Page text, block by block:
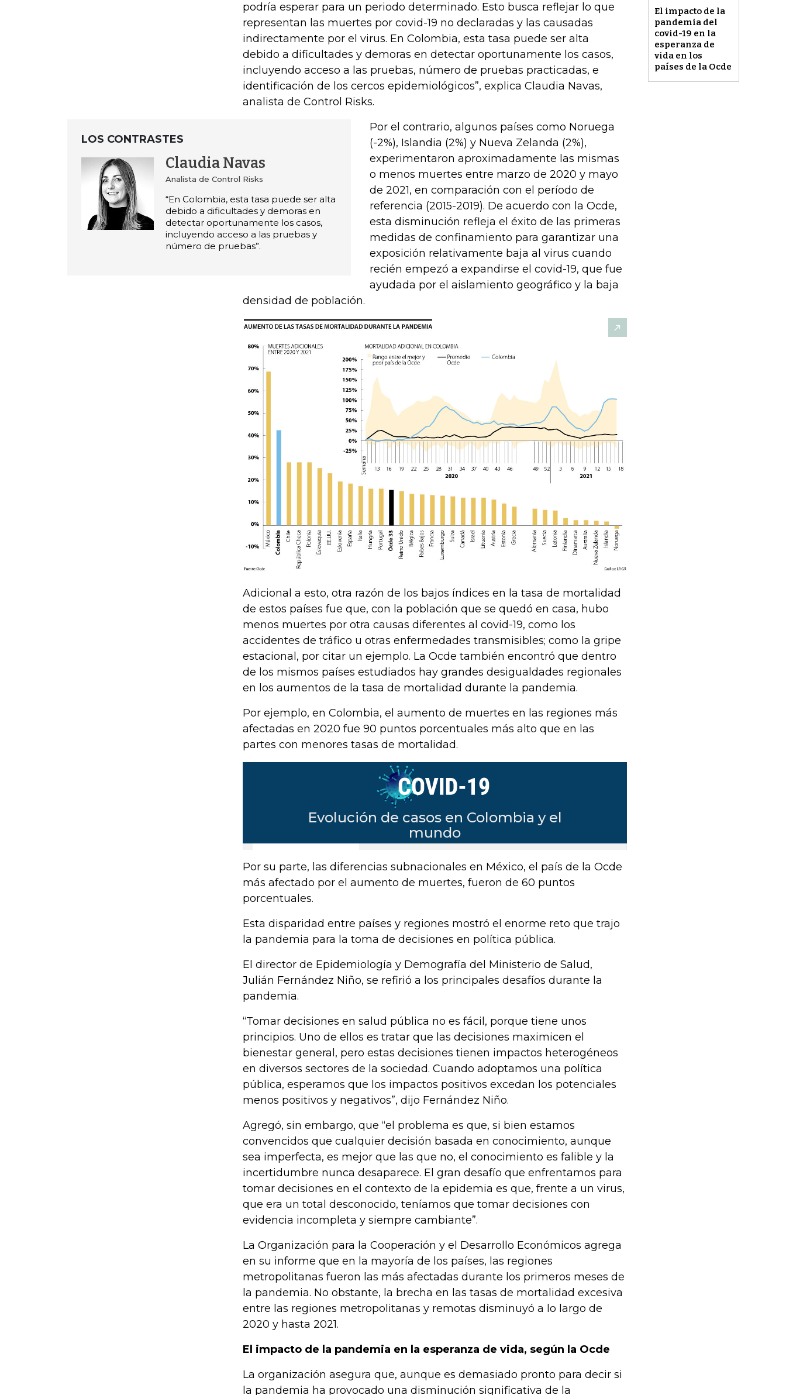
El impacto de la
pandemia del
covid-19 en la
esperanza de
vida en los
países de la Ocde
podría esperar para un periodo determinado. Esto busca reflejar lo que
representan las muertes por covid-19 no declaradas y las causadas
indirectamente por el virus. En Colombia, esta tasa puede ser alta
debido a dificultades y demoras en detectar oportunamente los casos,
incluyendo acceso a las pruebas, número de pruebas practicadas, e
identificación de los cercos epidemiológicos”, explica Claudia Navas,
analista de Control Risks.
LOS CONTRASTES
Claudia Navas
Analista de Control Risks
“En Colombia, esta tasa puede ser alta
debido a dificultades y demoras en
detectar oportunamente los casos,
incluyendo acceso a las pruebas y
número de pruebas”.
Por el contrario, algunos países como Noruega
(-2%), Islandia (2%) y Nueva Zelanda (2%),
experimentaron aproximadamente las mismas
o menos muertes entre marzo de 2020 y mayo
de 2021, en comparación con el período de
referencia (2015-2019). De acuerdo con la Ocde,
esta disminución refleja el éxito de las primeras
medidas de confinamiento para garantizar una
exposición relativamente baja al virus cuando
recién empezó a expandirse el covid-19, que fue
ayudada por el aislamiento geográfico y la baja
densidad de población.
Adicional a esto, otra razón de los bajos índices en la tasa de mortalidad
de estos países fue que, con la población que se quedó en casa, hubo
menos muertes por otra causas diferentes al covid-19, como los
accidentes de tráfico u otras enfermedades transmisibles; como la gripe
estacional, por citar un ejemplo. La Ocde también encontró que dentro
de los mismos países estudiados hay grandes desigualdades regionales
en los aumentos de la tasa de mortalidad durante la pandemia.
Por ejemplo, en Colombia, el aumento de muertes en las regiones más
afectadas en 2020 fue 90 puntos porcentuales más alto que en las
partes con menores tasas de mortalidad.
Por su parte, las diferencias subnacionales en México, el país de la Ocde
más afectado por el aumento de muertes, fueron de 60 puntos
porcentuales.
Esta disparidad entre países y regiones mostró el enorme reto que trajo
la pandemia para la toma de decisiones en política pública.
El director de Epidemiología y Demografía del Ministerio de Salud,
Julián Fernández Niño, se refirió a los principales desafíos durante la
pandemia.
“Tomar decisiones en salud pública no es fácil, porque tiene unos
principios. Uno de ellos es tratar que las decisiones maximicen el
bienestar general, pero estas decisiones tienen impactos heterogéneos
en diversos sectores de la sociedad. Cuando adoptamos una política
pública, esperamos que los impactos positivos excedan los potenciales
menos positivos y negativos”, dijo Fernández Niño.
Agregó, sin embargo, que “el problema es que, si bien estamos
convencidos que cualquier decisión basada en conocimiento, aunque
sea imperfecta, es mejor que las que no, el conocimiento es falible y la
incertidumbre nunca desaparece. El gran desafío que enfrentamos para
tomar decisiones en el contexto de la epidemia es que, frente a un virus,
que era un total desconocido, teníamos que tomar decisiones con
evidencia incompleta y siempre cambiante”.
La Organización para la Cooperación y el Desarrollo Económicos agrega
en su informe que en la mayoría de los países, las regiones
metropolitanas fueron las más afectadas durante los primeros meses de
la pandemia. No obstante, la brecha en las tasas de mortalidad excesiva
entre las regiones metropolitanas y remotas disminuyó a lo largo de
2020 y hasta 2021.
El impacto de la pandemia en la esperanza de vida, según la Ocde
La organización asegura que, aunque es demasiado pronto para decir si
la pandemia ha provocado una disminución significativa de la